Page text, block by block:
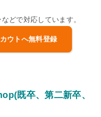
どで対応しています。
ウトへ無料登録
既卒、第二新卒、